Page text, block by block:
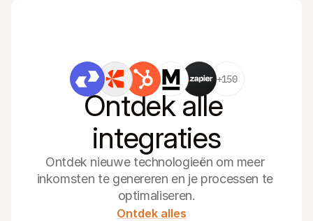
+150
Ontdek alle
integraties
Ontdek nieuwe technologieën om meer
inkomsten te genereren en je processen te
optimaliseren.
Ontdek alles